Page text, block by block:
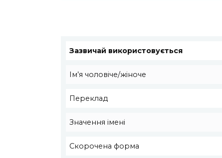
Зазвичай використовується
Ім’я чоловіче/жіноче
Переклад
Значення імені
Скорочена форма